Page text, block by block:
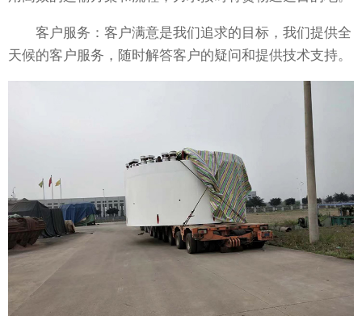
客户服务：客户满意是我们追求的目标，我们提供全
天候的客户服务，随时解答客户的疑问和提供技术支持。